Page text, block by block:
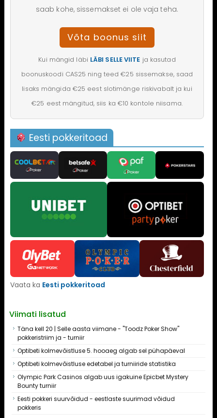
saab kohe, sissemakset ei ole vaja teha.
Võta boonus siit
Kui mängid läbi LÄBI SELLE VIITE ja kasutad
boonuskoodi CAS25 ning teed €25 sissemakse, saad
lisaks mängida €25 eest slotimänge riskivabalt ja kui
€25 eest mängitud, siis ka €10 kontole niisama.
Eesti pokkeritoad
Vaata ka Eesti pokkeritoad
Viimati lisatud
Täna kell 20 | Selle aasta viimane - "Toodz Poker Show"
pokkeristriim ja - turniir
Optibeti kolmevõistluse 5. hooaeg algab sel pühapäeval
Optibeti kolmevõistluse edetabel ja turniiride statistika
Olympic Park Casinos algab uus igakuine Epicbet Mystery
Bounty turniir
Eesti pokkeri suurvõidud - eestlaste suurimad võidud
pokkeris